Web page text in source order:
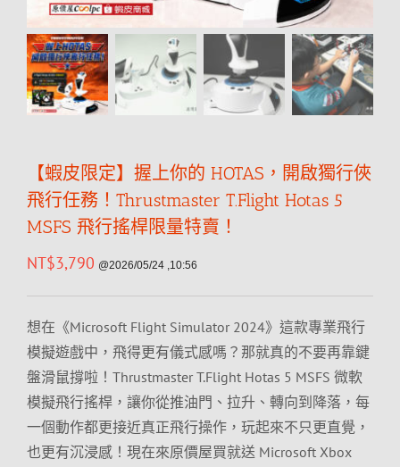
【蝦皮限定】握上你的 HOTAS，開啟獨行俠
飛行任務！Thrustmaster T.Flight Hotas 5
MSFS 飛行搖桿限量特賣！
NT$3,790 @2026/05/24 ,10:56
想在《Microsoft Flight Simulator 2024》這款專業飛行
模擬遊戲中，飛得更有儀式感嗎？那就真的不要再靠鍵
盤滑鼠撐啦！Thrustmaster T.Flight Hotas 5 MSFS 微軟
模擬飛行搖桿，讓你從推油門、拉升、轉向到降落，每
一個動作都更接近真正飛行操作，玩起來不只更直覺，
也更有沉浸感！現在來原價屋買就送 Microsoft Xbox